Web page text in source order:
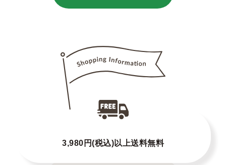
3,980円(税込)以上送料無料